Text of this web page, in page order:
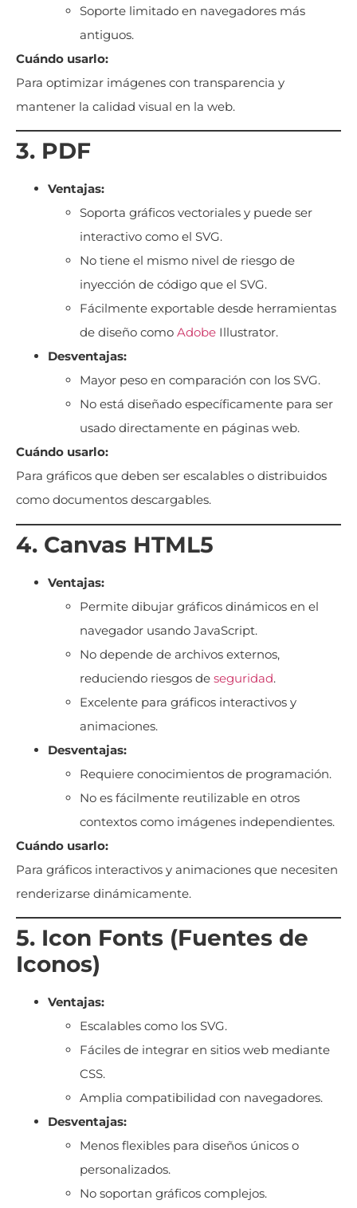
Soporte limitado en navegadores más
antiguos.
Cuándo usarlo:
Para optimizar imágenes con transparencia y
mantener la calidad visual en la web.
3. PDF
Ventajas:
Soporta gráficos vectoriales y puede ser
interactivo como el SVG.
No tiene el mismo nivel de riesgo de
inyección de código que el SVG.
Fácilmente exportable desde herramientas
de diseño como Adobe Illustrator.
Desventajas:
Mayor peso en comparación con los SVG.
No está diseñado específicamente para ser
usado directamente en páginas web.
Cuándo usarlo:
Para gráficos que deben ser escalables o distribuidos
como documentos descargables.
4. Canvas HTML5
Ventajas:
Permite dibujar gráficos dinámicos en el
navegador usando JavaScript.
No depende de archivos externos,
reduciendo riesgos de seguridad.
Excelente para gráficos interactivos y
animaciones.
Desventajas:
Requiere conocimientos de programación.
No es fácilmente reutilizable en otros
contextos como imágenes independientes.
Cuándo usarlo:
Para gráficos interactivos y animaciones que necesiten
renderizarse dinámicamente.
5. Icon Fonts (Fuentes de
Iconos)
Ventajas:
Escalables como los SVG.
Fáciles de integrar en sitios web mediante
CSS.
Amplia compatibilidad con navegadores.
Desventajas:
Menos flexibles para diseños únicos o
personalizados.
No soportan gráficos complejos.